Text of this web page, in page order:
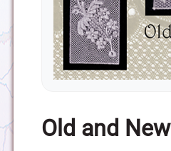
Old and New